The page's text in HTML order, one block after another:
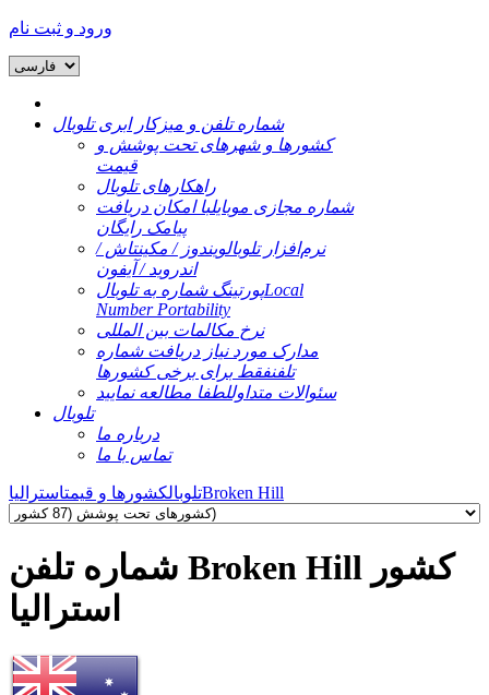
ورود و ثبت نام
شماره تلفن و میزکار ابری تلوبال
کشورها و شهرهای تحت پوشش و
قیمت
راهکارهای تلوبال
شماره مجازی موبایلبا امکان دریافت
پیامک رایگان
نرم‌افزار تلوبالویندوز / مکینتاش /
اندروید / آیفون
پورتینگ شماره به تلوبالLocal
Number Portability
نرخ مکالمات بین المللی
مدارک مورد نیاز دریافت شماره
تلفنفقط برای برخی کشورها
سئوالات متداوللطفا مطالعه نمایید
تلوبال
درباره ما
تماس با ما
تلوبالکشورها و قیمتاسترالیا Broken Hill
شماره تلفن Broken Hill کشور
استرالیا